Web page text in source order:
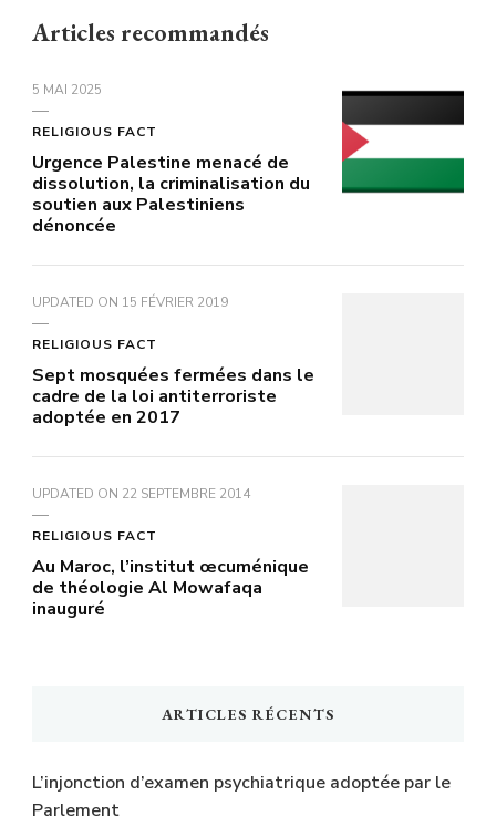
Articles recommandés
5 MAI 2025
RELIGIOUS FACT
Urgence Palestine menacé de
dissolution, la criminalisation du
soutien aux Palestiniens
dénoncée
UPDATED ON 15 FÉVRIER 2019
RELIGIOUS FACT
Sept mosquées fermées dans le
cadre de la loi antiterroriste
adoptée en 2017
UPDATED ON 22 SEPTEMBRE 2014
RELIGIOUS FACT
Au Maroc, l’institut œcuménique
de théologie Al Mowafaqa
inauguré
ARTICLES RÉCENTS
L’injonction d’examen psychiatrique adoptée par le
Parlement